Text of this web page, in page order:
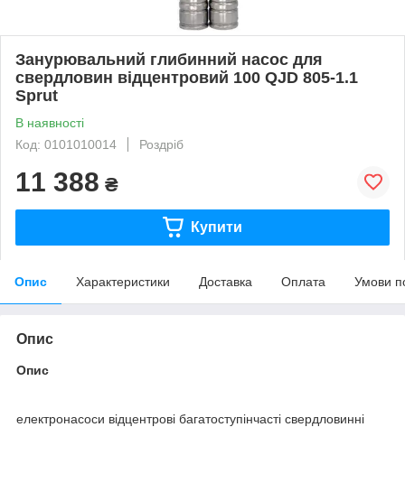
Занурювальний глибинний насос для
свердловин відцентровий 100 QJD 805-1.1
Sprut
В наявності
Код: 0101010014
Роздріб
11 388 ₴
Купити
Опис Характеристики Доставка Оплата Умови
Опис
Опис
електронасоси відцентрові багатоступінчасті свердловинні